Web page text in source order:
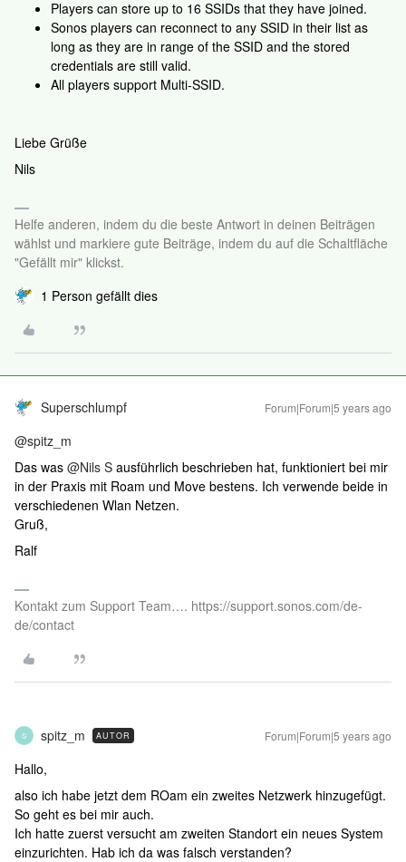
Players can store up to 16 SSIDs that they have joined.
Sonos players can reconnect to any SSID in their list as
long as they are in range of the SSID and the stored
credentials are still valid.
All players support Multi-SSID.
Liebe Grüße
Nils
Helfe anderen, indem du die beste Antwort in deinen Beiträgen
wählst und markiere gute Beiträge, indem du auf die Schaltfläche
"Gefällt mir" klickst.
1 Person gefällt dies
Superschlumpf Forum|Forum|5 years ago
@spitz_m
Das was @Nils S ausführlich beschrieben hat, funktioniert bei mir
in der Praxis mit Roam und Move bestens. Ich verwende beide in
verschiedenen Wlan Netzen.
Gruß,
Ralf
Kontakt zum Support Team…. https://support.sonos.com/de-
de/contact
S spitz_m AUTOR Forum|Forum|5 years ago
Hallo,
also ich habe jetzt dem ROam ein zweites Netzwerk hinzugefügt.
So geht es bei mir auch.
Ich hatte zuerst versucht am zweiten Standort ein neues System
einzurichten. Hab ich da was falsch verstanden?